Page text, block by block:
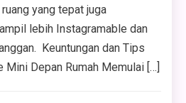
yang tepat juga
lebih Instagramable dan
Keuntungan dan Tips
Mini Depan Rumah Memulai […]